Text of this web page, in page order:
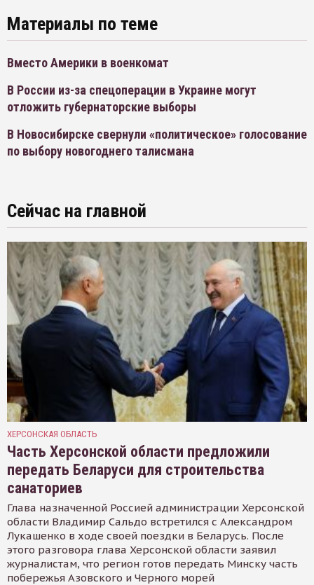
Материалы по теме
Вместо Америки в военкомат
В России из-за спецоперации в Украине могут
отложить губернаторские выборы
В Новосибирске свернули «политическое» голосование
по выбору новогоднего талисмана
Сейчас на главной
ХЕРСОНСКАЯ ОБЛАСТЬ
Часть Херсонской области предложили
передать Беларуси для строительства
санаториев
Глава назначенной Россией администрации Херсонской
области Владимир Сальдо встретился с Александром
Лукашенко в ходе своей поездки в Беларусь. После
этого разговора глава Херсонской области заявил
журналистам, что регион готов передать Минску часть
побережья Азовского и Черного морей